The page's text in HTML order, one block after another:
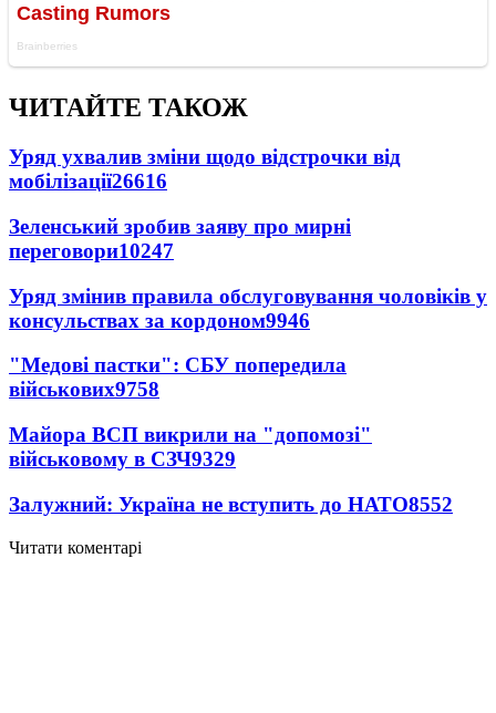
ЧИТАЙТЕ ТАКОЖ
Уряд ухвалив зміни щодо відстрочки від
мобілізації26616
Зеленський зробив заяву про мирні
переговори10247
Уряд змінив правила обслуговування чоловіків у
консульствах за кордоном9946
"Медові пастки": СБУ попередила
військових9758
Майора ВСП викрили на "допомозі"
військовому в СЗЧ9329
Залужний: Україна не вступить до НАТО8552
Читати коментарі